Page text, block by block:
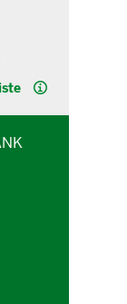
Hilfe